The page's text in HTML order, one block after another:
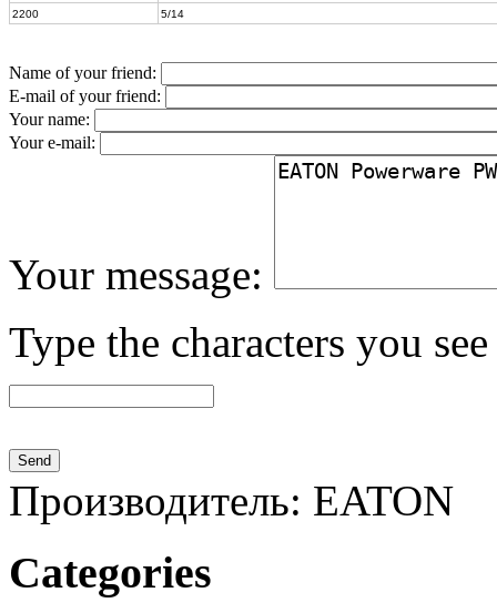
2200
5/14
Name of your friend:
E-mail of your friend:
Your name:
Your e-mail:
Your message:
Type the characters you
Производитель: EATON
Categories